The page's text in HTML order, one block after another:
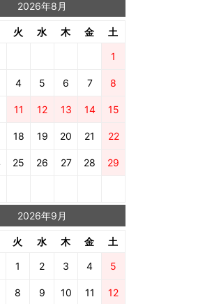
2026年8月
火 水 木 金 土
1
4 5 6 7 8
11 12 13 14 15
18 19 20 21 22
25 26 27 28 29
2026年9月
火 水 木 金 土
1 2 3 4 5
8 9 10 11 12